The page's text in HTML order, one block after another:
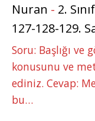
Nuran - 2.
127-128-129.
Soru: Başlığı
konusunu ve
ediniz. Cevap:
bu…